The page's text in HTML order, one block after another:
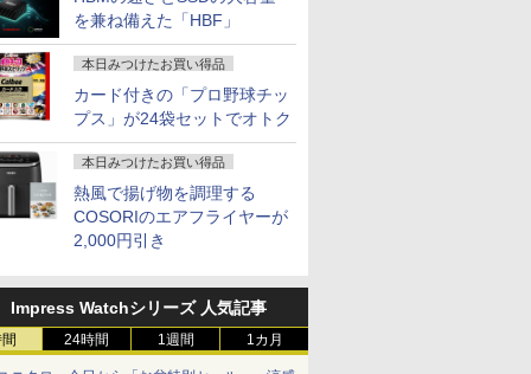
を兼ね備えた「HBF」
本日みつけたお買い得品
カード付きの「プロ野球チッ
プス」が24袋セットでオトク
本日みつけたお買い得品
熱風で揚げ物を調理する
COSORIのエアフライヤーが
2,000円引き
Impress Watchシリーズ 人気記事
24時間 1週間 1カ月